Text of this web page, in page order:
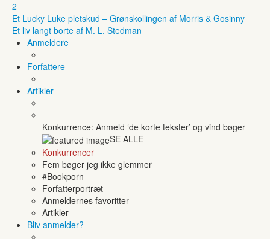
2
Et Lucky Luke pletskud – Grønskollingen af Morris & Gosinny
Et liv langt borte af M. L. Stedman
Anmeldere
Forfattere
Artikler
Konkurrence: Anmeld ‘de korte tekster’ og vind bøger
SE ALLE
Konkurrencer
Fem bøger jeg ikke glemmer
#Bookporn
Forfatterportræt
Anmeldernes favoritter
Artikler
Bliv anmelder?